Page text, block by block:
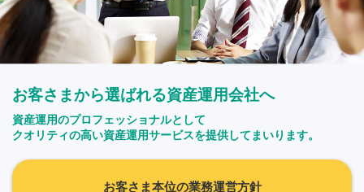
お客さまから選ばれる資産運用会社へ
資産運用のプロフェッショナルとして
クオリティの高い資産運用サービスを提供してまいります。
お客さま本位の業務運営方針